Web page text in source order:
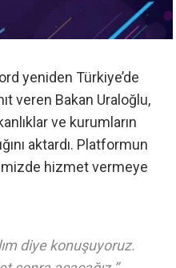
yeniden Türkiye’de
veren Bakan Uraloğlu,
ve kurumların
aktardı. Platformun
hizmet vermeye
diye konuşuyoruz.